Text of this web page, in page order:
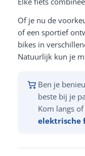
Of je nu de
of een sportief
bikes in
Natuurlijk kun je
Ben je
beste bij je
Kom langs
elektrische